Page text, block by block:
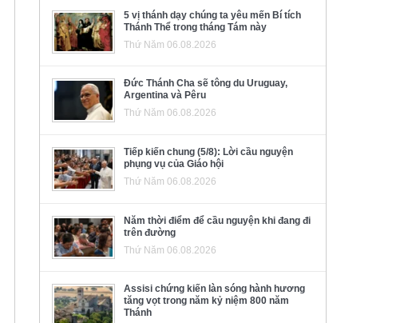
5 vị thánh dạy chúng ta yêu mến Bí tích
Thánh Thể trong tháng Tám này
Thứ Năm 06.08.2026
Đức Thánh Cha sẽ tông du Uruguay,
Argentina và Pêru
Thứ Năm 06.08.2026
Tiếp kiến chung (5/8): Lời cầu nguyện
phụng vụ của Giáo hội
Thứ Năm 06.08.2026
Năm thời điểm để cầu nguyện khi đang đi
trên đường
Thứ Năm 06.08.2026
Assisi chứng kiến làn sóng hành hương
tăng vọt trong năm kỷ niệm 800 năm
Thánh